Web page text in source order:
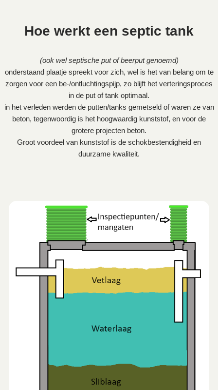
Hoe werkt een septic tank
(ook wel septische put of beerput genoemd)
onderstaand plaatje spreekt voor zich, wel is het van belang om te
zorgen voor een be-/ontluchtingspijp, zo blijft het verteringsproces
in de put of tank optimaal.
in het verleden werden de putten/tanks gemetseld of waren ze van
beton, tegenwoordig is het hoogwaardig kunststof, en voor de
grotere projecten beton.
Groot voordeel van kunststof is de schokbestendigheid en
duurzame kwaliteit.